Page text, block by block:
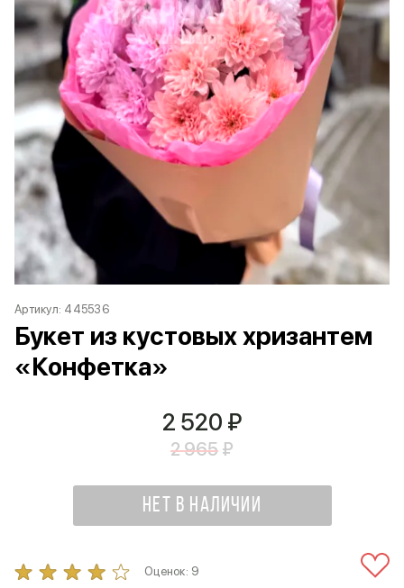
Артикул: 445536
Букет из кустовых хризантем
«Конфетка»
2 520 ₽
2 965 ₽
НЕТ В НАЛИЧИИ
Оценок: 9